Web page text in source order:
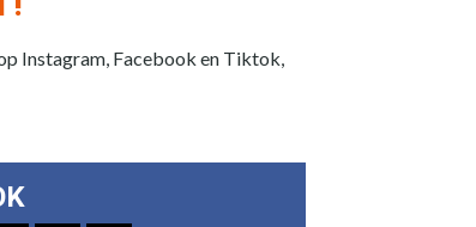
Instagram, Facebook en Tiktok,